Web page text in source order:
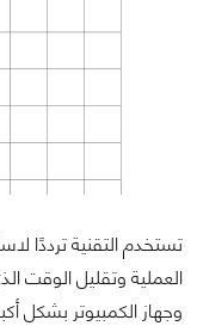
العملية وتقليل الوقت
وجهاز الكمبيوتر بشكل